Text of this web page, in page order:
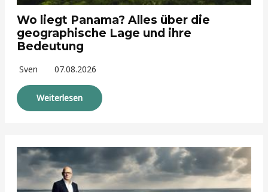
Wo liegt Panama? Alles über die
geographische Lage und ihre
Bedeutung
Sven 07.08.2026
Weiterlesen